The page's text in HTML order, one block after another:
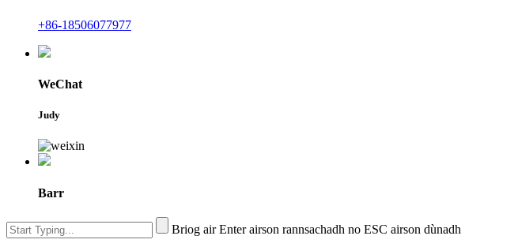
+86-18506077977
WeChat
Judy
Barr
Briog air Enter airson rannsachadh no ESC airson dùnadh